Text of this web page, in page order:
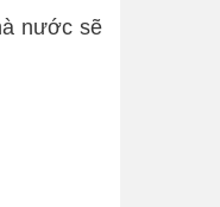
nước sẽ